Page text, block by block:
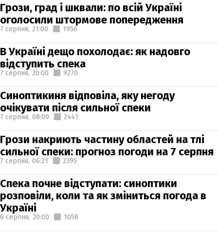
Грози, град і шквали: по всій Україні
оголосили штормове попередження
7 серпня, 21:00 1956
В Україні дещо похолодає: як надовго
відступить спека
7 серпня, 20:00 9270
Синоптикиня відповіла, яку негоду
очікувати після сильної спеки
7 серпня, 08:00 2441
Грози накриють частину областей на тлі
сильної спеки: прогноз погоди на 7 серпня
7 серпня, 06:21 2395
Спека почне відступати: синоптики
розповіли, коли та як зміниться погода в
Україні
6 серпня, 20:00 1058